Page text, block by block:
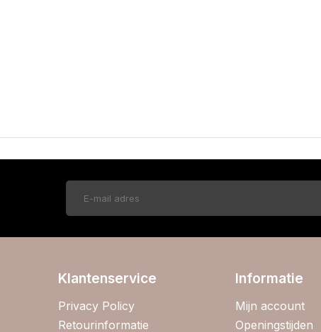
Klantenservice
Privacy Policy
Retourinformatie
Informatie
Mijn account
Openingstijden